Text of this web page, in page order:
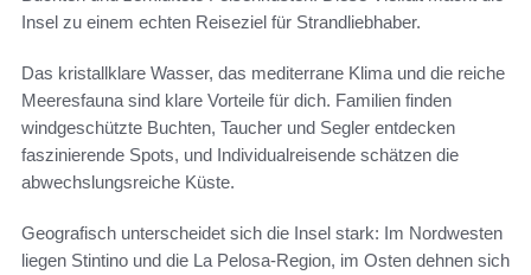
Insel zu einem echten Reiseziel für Strandliebhaber.
Das kristallklare Wasser, das mediterrane Klima und die reiche
Meeresfauna sind klare Vorteile für dich. Familien finden
windgeschützte Buchten, Taucher und Segler entdecken
faszinierende Spots, und Individualreisende schätzen die
abwechslungsreiche Küste.
Geografisch unterscheidet sich die Insel stark: Im Nordwesten
liegen Stintino und die La Pelosa-Region, im Osten dehnen sich